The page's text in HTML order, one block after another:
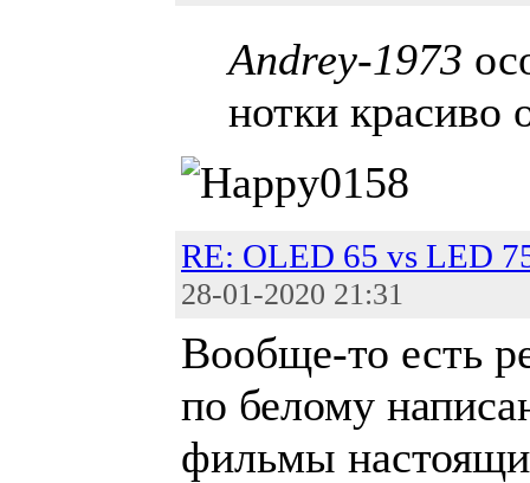
Andrey-1973
нотки красиво
RE: OLED 65 vs LED
28-01-2020 21:31
Вообще-то есть
по белому
фильмы